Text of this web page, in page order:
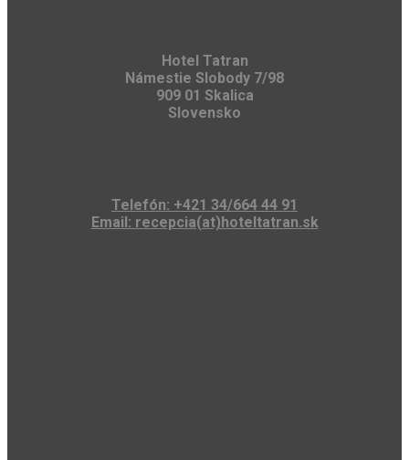
Hotel Tatran
Námestie Slobody 7/98
909 01 Skalica
Slovensko
Telefón: +421 34/664 44 91
Email: recepcia(at)hoteltatran.sk